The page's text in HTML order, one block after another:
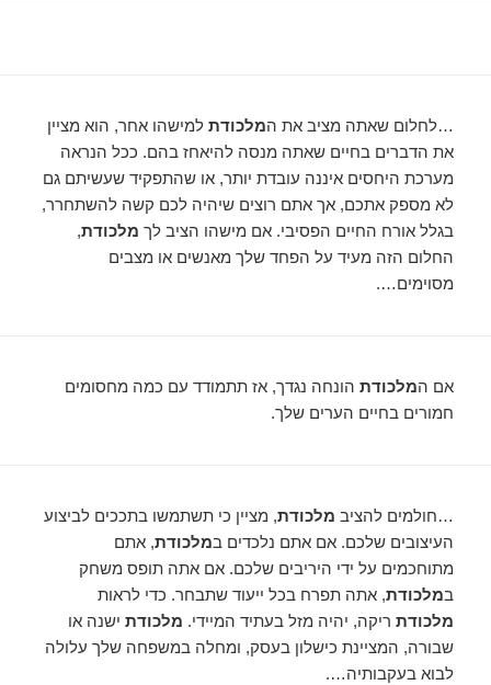
…לחלום שאתה מציב את המלכודת למישהו אחר, הוא מציין
את הדברים בחיים שאתה מנסה להיאחז בהם. ככל הנראה
מערכת היחסים איננה עובדת יותר, או שהתפקיד שעשיתם גם
לא מספק אתכם, אך אתם רוצים שיהיה לכם קשה להשתחרר,
בגלל אורח החיים הפסיבי. אם מישהו הציב לך מלכודת,
החלום הזה מעיד על הפחד שלך מאנשים או מצבים
מסוימים….
אם המלכודת הונחה נגדך, אז תתמודד עם כמה מחסומים
חמורים בחיים הערים שלך.
…חולמים להציב מלכודת, מציין כי תשתמשו בתככים לביצוע
העיצובים שלכם. אם אתם נלכדים במלכודת, אתם
מתוחכמים על ידי היריבים שלכם. אם אתה תופס משחק
במלכודת, אתה תפרח בכל ייעוד שתבחר. כדי לראות
מלכודת ריקה, יהיה מזל בעתיד המיידי. מלכודת ישנה או
שבורה, המציינת כישלון בעסק, ומחלה במשפחה שלך עלולה
לבוא בעקבותיה….